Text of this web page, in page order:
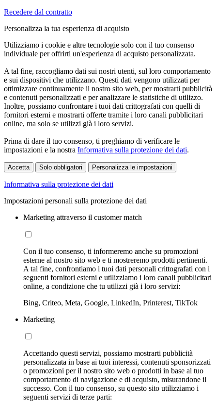
Recedere dal contratto
Personalizza la tua esperienza di acquisto
Utilizziamo i cookie e altre tecnologie solo con il tuo consenso
individuale per offrirti un'esperienza di acquisto personalizzata.
A tal fine, raccogliamo dati sui nostri utenti, sul loro comportamento
e sui dispositivi che utilizzano. Questi dati vengono utilizzati per
ottimizzare continuamente il nostro sito web, per mostrarti pubblicità
e contenuti personalizzati e per analizzare le statistiche di utilizzo.
Inoltre, possiamo confrontare i tuoi dati crittografati con quelli di
fornitori esterni e mostrarti offerte tramite i loro canali pubblicitari
online, ma solo se utilizzi già i loro servizi.
Prima di dare il tuo consenso, ti preghiamo di verificare le
impostazioni e la nostra Informativa sulla protezione dei dati.
Accetta Solo obbligatori Personalizza le impostazioni
Informativa sulla protezione dei dati
Impostazioni personali sulla protezione dei dati
Marketing attraverso il customer match
Con il tuo consenso, ti informeremo anche su promozioni
esterne al nostro sito web e ti mostreremo prodotti pertinenti.
A tal fine, confrontiamo i tuoi dati personali crittografati con i
seguenti fornitori esterni e utilizziamo i loro canali pubblicitari
online, a condizione che tu utilizzi già i loro servizi:
Bing, Criteo, Meta, Google, LinkedIn, Printerest, TikTok
Marketing
Accettando questi servizi, possiamo mostrarti pubblicità
personalizzata in base ai tuoi interessi, contenuti sponsorizzati
o promozioni per il nostro sito web o prodotti in base al tuo
comportamento di navigazione e di acquisto, misurandone il
successo. Con il tuo consenso, su questo sito utilizziamo i
seguenti servizi di terze parti: